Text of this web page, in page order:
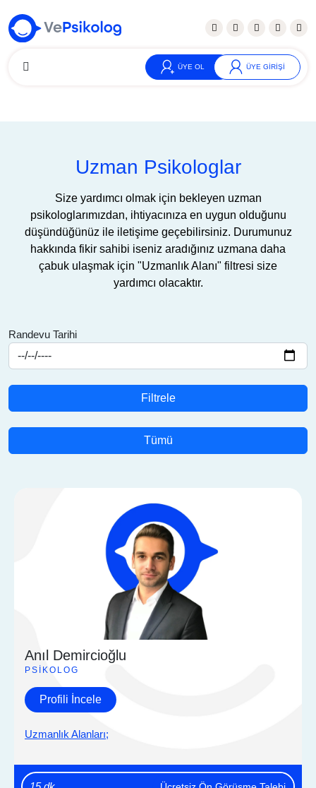
ÜYE OL ÜYE GİRİŞİ
Uzman Psikologlar
Size yardımcı olmak için bekleyen uzman
psikologlarımızdan, ihtiyacınıza en uygun olduğunu
düşündüğünüz ile iletişime geçebilirsiniz. Durumunuz
hakkında fikir sahibi iseniz aradığınız uzmana daha
çabuk ulaşmak için "Uzmanlık Alanı" filtresi size
yardımcı olacaktır.
Randevu Tarihi
Filtrele
Tümü
Anıl Demircioğlu
PSIKOLOG
Profili İncele
Uzmanlık Alanları;